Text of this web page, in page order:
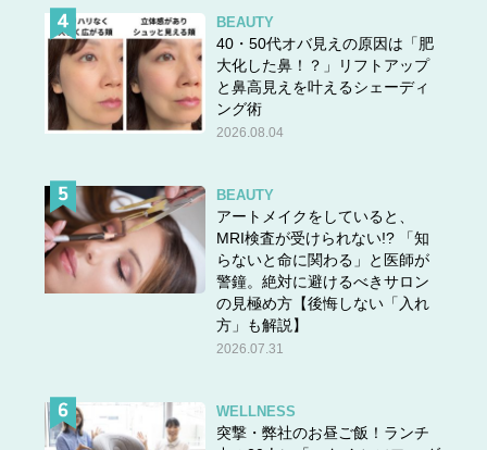
BEAUTY
40・50代オバ見えの原因は「肥
大化した鼻！？」リフトアップ
と鼻高見えを叶えるシェーディ
ング術
2026.08.04
BEAUTY
アートメイクをしていると、
MRI検査が受けられない!? 「知
らないと命に関わる」と医師が
警鐘。絶対に避けるべきサロン
の見極め方【後悔しない「入れ
方」も解説】
2026.07.31
WELLNESS
突撃・弊社のお昼ご飯！ランチ